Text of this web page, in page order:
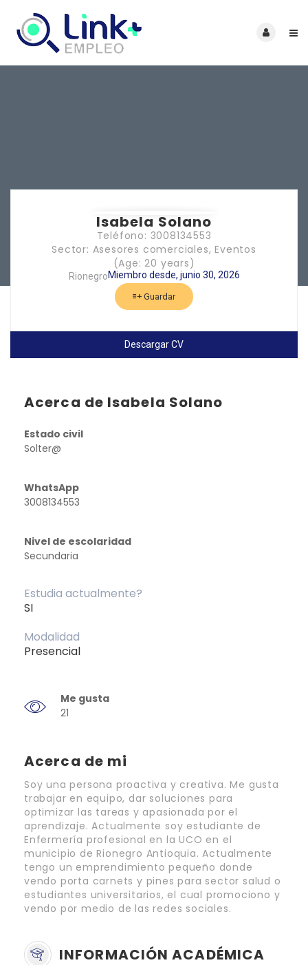
Isabela Solano
Teléfono: 3008134553
Sector: Asesores comerciales, Eventos
(Age: 20 years)
RionegroMiembro desde, junio 30, 2026
Guardar
Descargar CV
Acerca de Isabela Solano
Estado civil
Solter@
WhatsApp
3008134553
Nivel de escolaridad
Secundaria
Estudia actualmente?
SI
Modalidad
Presencial
Me gusta
21
Acerca de mi
Soy una persona proactiva y creativa. Me gusta
trabajar en equipo, dar soluciones para
optimizar las tareas y apasionada por el
aprendizaje. Actualmente soy estudiante de
Enfermería profesional en la UCO en el
municipio de Rionegro Antioquia. Actualmente
tengo un emprendimiento pequeño donde
vendo porta carnets y pines para sector salud o
estudiantes universitarios, el cual promociono y
vendo por medio de las redes sociales.
INFORMACIÓN ACADÉMICA